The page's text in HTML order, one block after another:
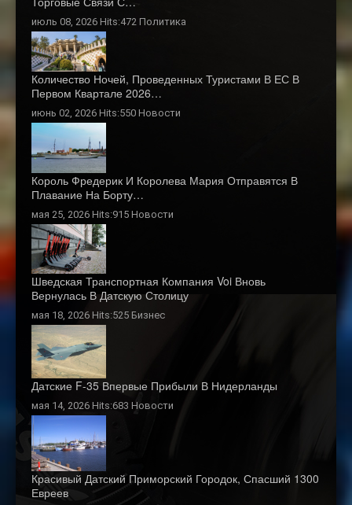
июль 08, 2026 Hits:472 Политика
Количество Ночей, Проведенных Туристами В ЕС В
Первом Квартале 2026…
июнь 02, 2026 Hits:550 Новости
Король Фредерик И Королева Мария Отправятся В
Плавание На Борту…
мая 25, 2026 Hits:915 Новости
Шведская Транспортная Компания Voi Вновь
Вернулась В Датскую Столицу
мая 18, 2026 Hits:525 Бизнес
Датские F-35 Впервые Прибыли В Нидерланды
мая 14, 2026 Hits:683 Новости
Красивый Датский Приморский Городок, Спасший 1300
Евреев